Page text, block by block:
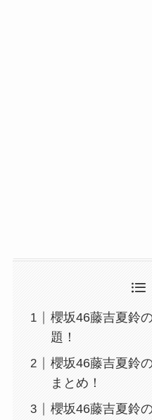
櫻坂46藤吉夏鈴
題！
櫻坂46藤吉夏鈴
まとめ！
櫻坂46藤吉夏鈴